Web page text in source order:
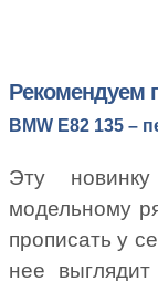
Рекомендуем
BMW E82 135 –
Эту
модельному
прописать у
нее